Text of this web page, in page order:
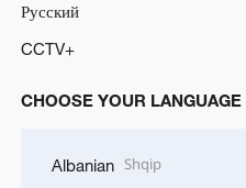
Русский
CCTV+
CHOOSE YOUR LANGUAGE
Albanian Shqip